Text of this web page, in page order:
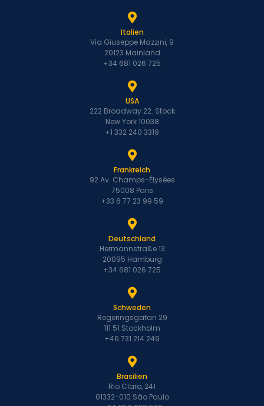
Italien
Via Giuseppe Mazzini, 9
20123 Mainland
+34 681 026 725
USA
222 Broadway 22. Stock
New York 10038
+1 332 240 3319
Frankreich
92 Av. Champs-Élysées
75008 Paris
+33 6 77 23 99 59
Deutschland
Hermannstraße 13
20095 Hamburg
+34 681 026 725
Schweden
Regeringsgatan 29
111 51 Stockholm
+46 731 214 249
Brasilien
Rio Claro, 241
01332-010 São Paulo